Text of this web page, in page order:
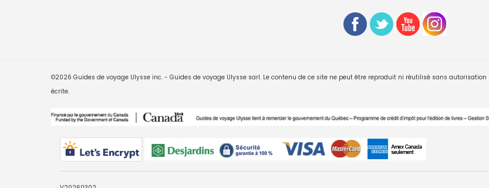
©2026 Guides de voyage Ulysse inc. - Guides de voyage Ulysse sarl. Le contenu de ce site ne peut être reproduit ni réutilisé sans autorisation
écrite.